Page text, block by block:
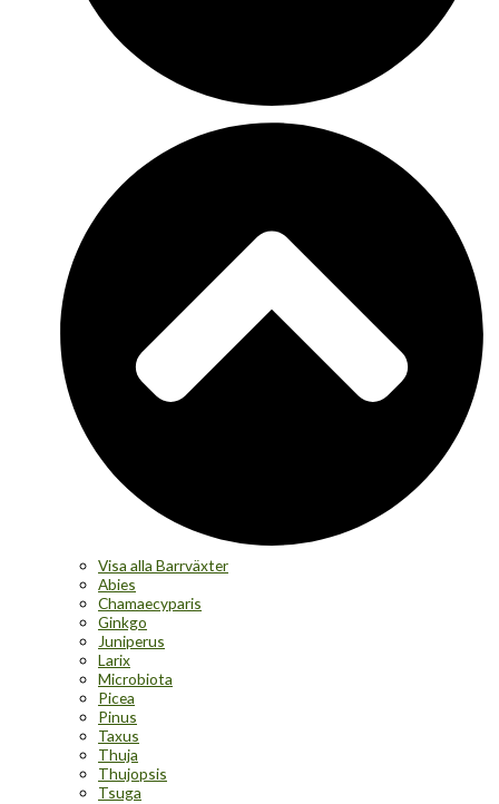
Visa alla Barrväxter
Abies
Chamaecyparis
Ginkgo
Juniperus
Larix
Microbiota
Picea
Pinus
Taxus
Thuja
Thujopsis
Tsuga